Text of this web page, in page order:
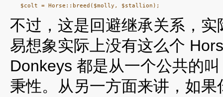
不过，这是回避继承关系，
易想象实际上没有这么个
Donkeys 都是从一个公共的
秉性。从另一方面来讲，如